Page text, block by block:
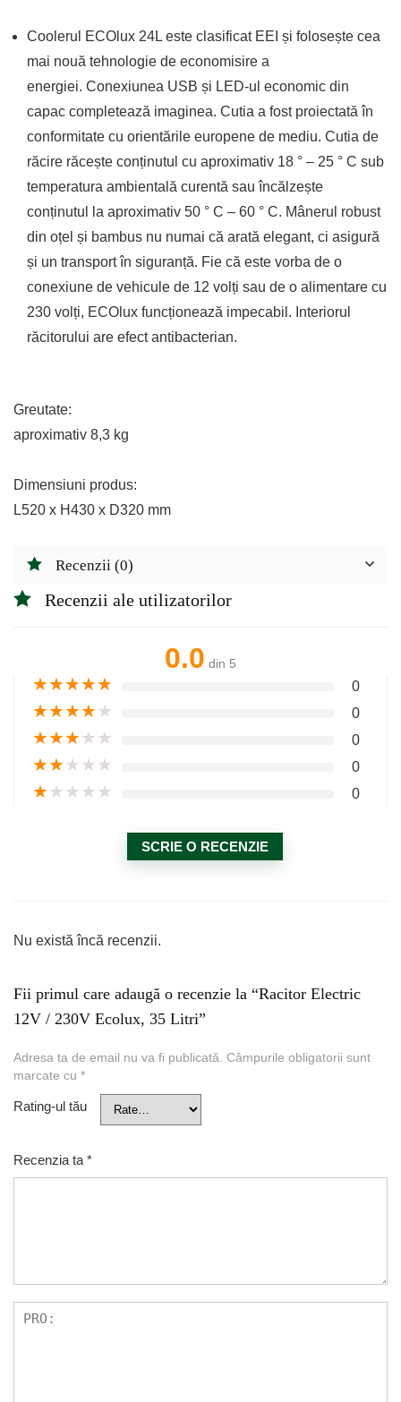
Coolerul ECOlux 24L este clasificat EEI și folosește cea
mai nouă tehnologie de economisire a
energiei. Conexiunea USB și LED-ul economic din
capac completează imaginea. Cutia a fost proiectată în
conformitate cu orientările europene de mediu. Cutia de
răcire răcește conținutul cu aproximativ 18 ° – 25 ° C sub
temperatura ambientală curentă sau încălzește
conținutul la aproximativ 50 ° C – 60 ° C. Mânerul robust
din oțel și bambus nu numai că arată elegant, ci asigură
și un transport în siguranță. Fie că este vorba de o
conexiune de vehicule de 12 volți sau de o alimentare cu
230 volți, ECOlux funcționează impecabil. Interiorul
răcitorului are efect antibacterian.
Greutate:
aproximativ 8,3 kg
Dimensiuni produs:
L520 x H430 x D320 mm
Recenzii (0)
Recenzii ale utilizatorilor
0.0 din 5
★★★★★ 0
★★★★★ 0
★★★★★ 0
★★★★★ 0
★★★★★ 0
SCRIE O RECENZIE
Nu există încă recenzii.
Fii primul care adaugă o recenzie la “Racitor Electric
12V / 230V Ecolux, 35 Litri”
Adresa ta de email nu va fi publicată. Câmpurile obligatorii sunt
marcate cu *
Rating-ul tău
Recenzia ta *